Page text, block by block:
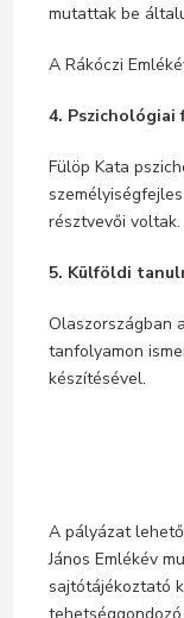
mutattak be
A Rákóczi
4. Pszichológiai
Fülöp Kata
résztvevői voltak.
5. Külföldi
Olaszországban
tanfolyamon
készítésével.
A pályázat
János Emlékév
sajtótájékoztató